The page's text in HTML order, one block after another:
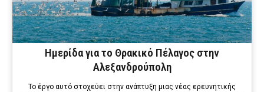
Ημερίδα για το Θρακικό Πέλαγος στην
Αλεξανδρούπολη
Το έργο αυτό στοχεύει στην ανάπτυξη μιας νέας ερευνητικής